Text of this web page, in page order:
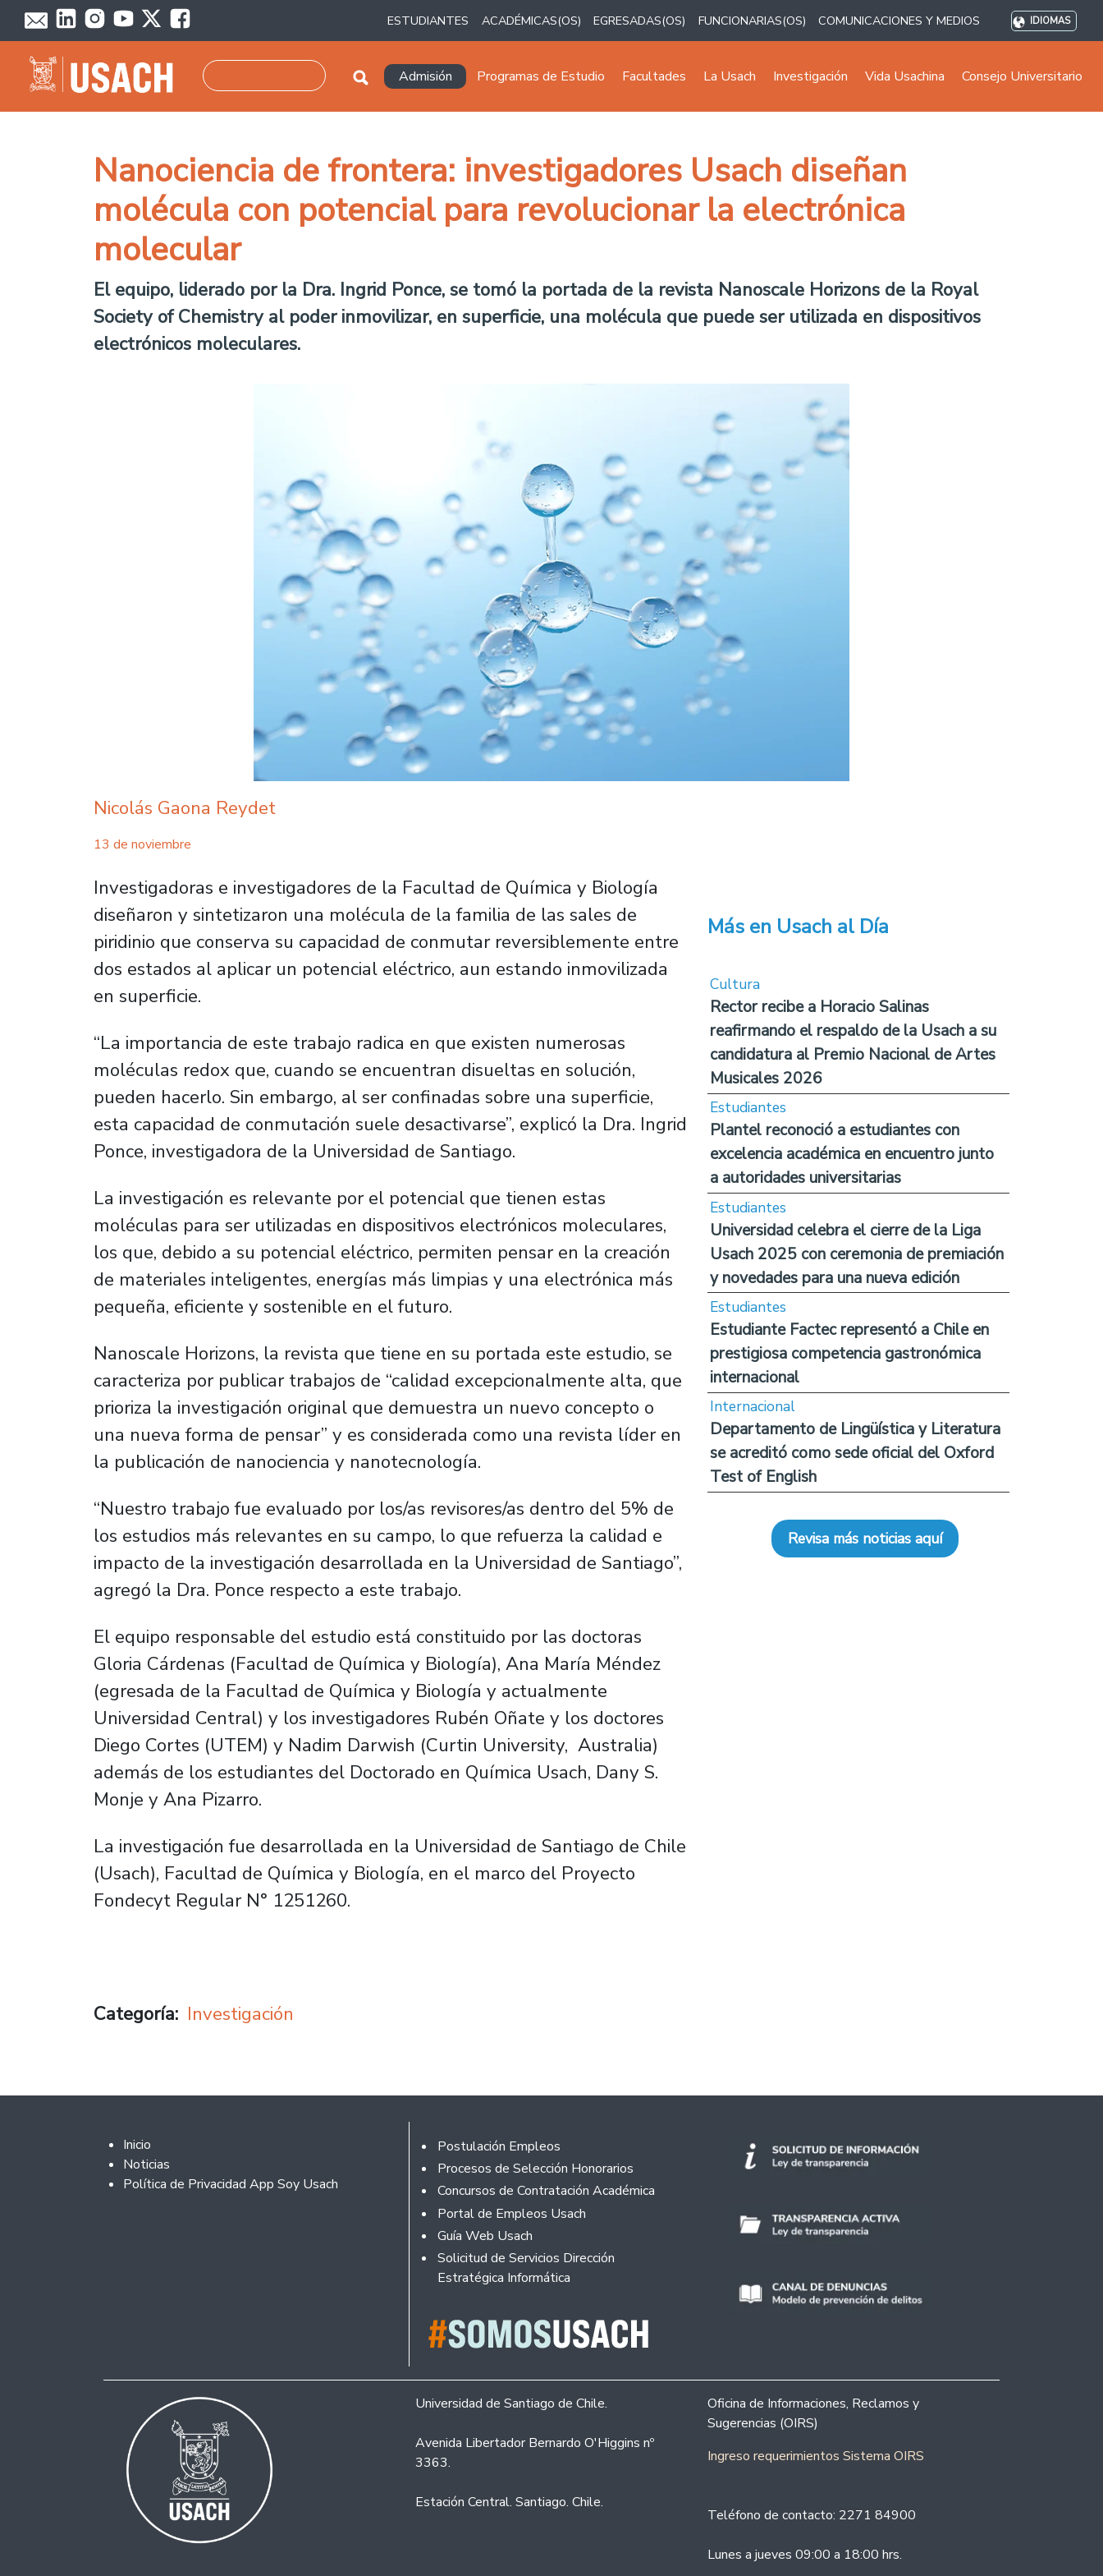
Pasar al contenido principal
ESTUDIANTES ACADÉMICAS(OS) EGRESADAS(OS) FUNCIONARIAS(OS) COMUNICACIONES Y MEDIOS IDIOMAS
Navegación principal
Admisión Programas de Estudio Facultades La Usach Investigación Vida Usachina Consejo Universitario
Nanociencia de frontera: investigadores Usach diseñan
molécula con potencial para revolucionar la electrónica
molecular
El equipo, liderado por la Dra. Ingrid Ponce, se tomó la portada de la revista Nanoscale Horizons de la Royal
Society of Chemistry al poder inmovilizar, en superficie, una molécula que puede ser utilizada en dispositivos
electrónicos moleculares.
Nicolás Gaona Reydet
13 de noviembre
Investigadoras e investigadores de la Facultad de Química y Biología
diseñaron y sintetizaron una molécula de la familia de las sales de
piridinio que conserva su capacidad de conmutar reversiblemente entre
dos estados al aplicar un potencial eléctrico, aun estando inmovilizada
en superficie.
“La importancia de este trabajo radica en que existen numerosas
moléculas redox que, cuando se encuentran disueltas en solución,
pueden hacerlo. Sin embargo, al ser confinadas sobre una superficie,
esta capacidad de conmutación suele desactivarse”, explicó la Dra. Ingrid
Ponce, investigadora de la Universidad de Santiago.
La investigación es relevante por el potencial que tienen estas
moléculas para ser utilizadas en dispositivos electrónicos moleculares,
los que, debido a su potencial eléctrico, permiten pensar en la creación
de materiales inteligentes, energías más limpias y una electrónica más
pequeña, eficiente y sostenible en el futuro.
Nanoscale Horizons, la revista que tiene en su portada este estudio, se
caracteriza por publicar trabajos de “calidad excepcionalmente alta, que
prioriza la investigación original que demuestra un nuevo concepto o
una nueva forma de pensar” y es considerada como una revista líder en
la publicación de nanociencia y nanotecnología.
“Nuestro trabajo fue evaluado por los/as revisores/as dentro del 5% de
los estudios más relevantes en su campo, lo que refuerza la calidad e
impacto de la investigación desarrollada en la Universidad de Santiago”,
agregó la Dra. Ponce respecto a este trabajo.
El equipo responsable del estudio está constituido por las doctoras
Gloria Cárdenas (Facultad de Química y Biología), Ana María Méndez
(egresada de la Facultad de Química y Biología y actualmente
Universidad Central) y los investigadores Rubén Oñate y los doctores
Diego Cortes (UTEM) y Nadim Darwish (Curtin University, Australia)
además de los estudiantes del Doctorado en Química Usach, Dany S.
Monje y Ana Pizarro.
La investigación fue desarrollada en la Universidad de Santiago de Chile
(Usach), Facultad de Química y Biología, en el marco del Proyecto
Fondecyt Regular N° 1251260.
Categoría Investigación
Más en Usach al Día
Cultura
Rector recibe a Horacio Salinas
reafirmando el respaldo de la Usach a su
candidatura al Premio Nacional de Artes
Musicales 2026
Estudiantes
Plantel reconoció a estudiantes con
excelencia académica en encuentro junto
a autoridades universitarias
Estudiantes
Universidad celebra el cierre de la Liga
Usach 2025 con ceremonia de premiación
y novedades para una nueva edición
Estudiantes
Estudiante Factec representó a Chile en
prestigiosa competencia gastronómica
internacional
Internacional
Departamento de Lingüística y Literatura
se acreditó como sede oficial del Oxford
Test of English
Revisa más noticias aquí
Footer 2
Inicio
Noticias
Política de Privacidad App Soy Usach
Footer
Postulación Empleos
Procesos de Selección Honorarios
Concursos de Contratación Académica
Portal de Empleos Usach
Guía Web Usach
Solicitud de Servicios Dirección
Estratégica Informática
Universidad de Santiago de Chile.
Avenida Libertador Bernardo O'Higgins nº
3363.
Estación Central. Santiago. Chile.
Oficina de Informaciones, Reclamos y
Sugerencias (OIRS)
Ingreso requerimientos Sistema OIRS
Teléfono de contacto: 2271 84900
Lunes a jueves 09:00 a 18:00 hrs.